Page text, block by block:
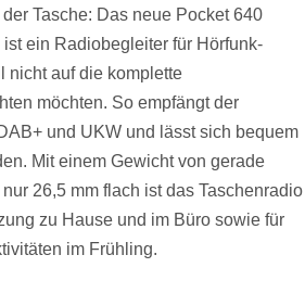
Tasche: Das neue Pocket 640
ein Radiobegleiter für Hörfunk-
nicht auf die komplette
möchten. So empfängt der
und UKW und lässt sich bequem
Mit einem Gewicht von gerade
26,5 mm flach ist das Taschenradio
zu Hause und im Büro sowie für
im Frühling.